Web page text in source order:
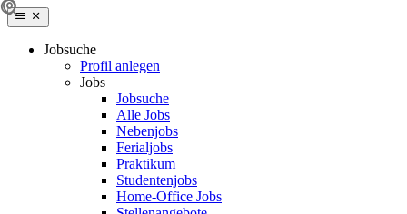
Jobsuche
Profil anlegen
Jobs
Jobsuche
Alle Jobs
Nebenjobs
Ferialjobs
Praktikum
Studentenjobs
Home-Office Jobs